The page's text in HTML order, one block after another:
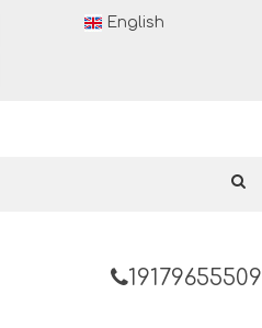
English
19179655509